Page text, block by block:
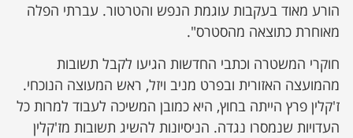
הורע מאוד בעקבות עוגמת הנפש והטרטור. עברתי הפלה
מאוחרת כתוצאה מהסטרס".
חוקרי המשטרה וכתבי החדשות הגיעו לקבל תשובות
מהמועצה האזורית ובפרט מניב ויזל, ראש המעוצה הנוכחי.
ז'קלין פרץ הייתה בחוץ, היא כמובן המשיכה לעבוד למרות כל
העדויות שנמסרו נגדה. הניסיונות להשיג תשובות מז'קלין